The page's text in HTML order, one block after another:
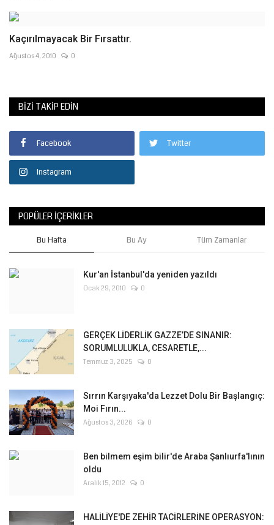
Kaçırılmayacak Bir Fırsattır.
Ağustos 4, 2010 0
BIZI TAKIP EDIN
Facebook Twitter
Instagram
POPÜLER İÇERIKLER
Bu Hafta Bu Ay Tüm Zamanlar
Kur'an İstanbul'da yeniden yazıldı
Ocak 29, 2010 0
GERÇEK LİDERLİK GAZZE’DE SINANIR:
SORUMLULUKLA, CESARETLE,...
Temmuz 3, 2025 0
Sırrın Karşıyaka'da Lezzet Dolu Bir Başlangıç:
Moi Fırın...
Ağustos 3, 2026 0
Ben bilmem eşim bilir'de Araba Şanlıurfa'lının
oldu
Aralık 15, 2012 0
HALİLİYE'DE ZEHİR TACİRLERİNE OPERASYON: